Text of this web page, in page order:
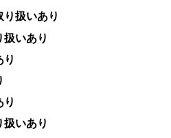
扱いあり
扱いあり
り
り
扱いあり